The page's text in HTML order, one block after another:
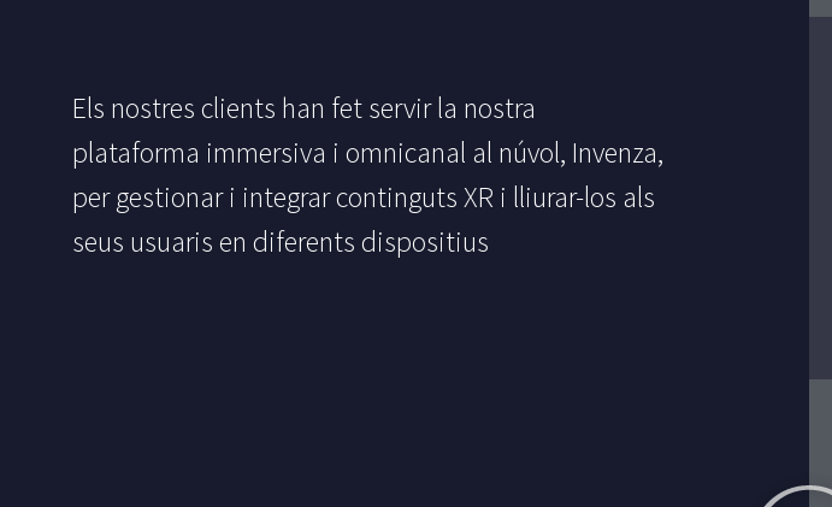
Els nostres clients han fet servir la nostra
plataforma immersiva i omnicanal al núvol, Invenza,
per gestionar i integrar continguts XR i lliurar-los als
seus usuaris en diferents dispositius